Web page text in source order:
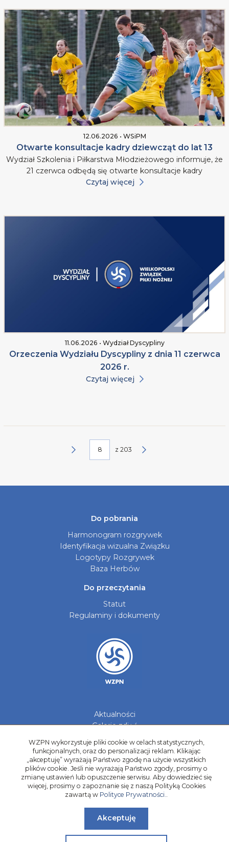
12.06.2026 • WSiPM
Otwarte konsultacje kadry dziewcząt do lat 13
Wydział Szkolenia i Piłkarstwa Młodzieżowego informuje, że
21 czerwca odbędą się otwarte konsultacje kadry
Czytaj więcej
11.06.2026 • Wydział Dyscypliny
Orzeczenia Wydziału Dyscypliny z dnia 11 czerwca
2026 r.
Czytaj więcej
z 203
Do pobrania
Harmonogram rozgrywek
Identyfikacja wizualna Związku
Logotypy Rozgrywek
Baza Herbów
Do przeczytania
Statut
Regulaminy i dokumenty
Aktualności
Galerie zdjęć
Kadry Regionów
Program Grantowy
Dziewczyny do Piłki
WZPN wykorzystuje pliki cookie w celach statystycznych,
funkcjonalnych, oraz do personalizacji reklam. Klikając
„akceptuję” wyrażają Państwo zgodę na użycie wszystkich
plików cookie. Jeśli nie wyrażają Państwo zgody, prosimy o
zmianę ustawień lub opuszczenie serwisu. Aby dowiedzieć się
więcej, prosimy o zapoznanie się z naszą Polityką Cookies
zawartą w Polityce Prywatności..
Akceptuję